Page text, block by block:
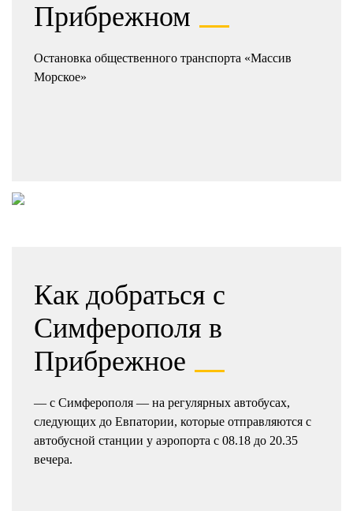
Прибрежном
Остановка общественного транспорта «Массив
Морское»
Как добраться с
Симферополя в
Прибрежное
— с Симферополя — на регулярных автобусах,
следующих до Евпатории, которые отправляются с
автобусной станции у аэропорта с 08.18 до 20.35
вечера.